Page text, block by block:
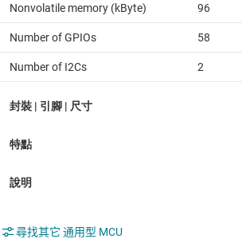
Nonvolatile memory (kByte) 96
Number of GPIOs 58
Number of I2Cs 2
尋找其它 通用型 MCU